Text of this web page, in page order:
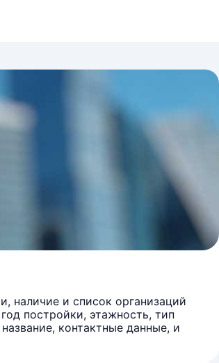
наличие и список организаций
постройки, этажность, тип
контактные данные, и